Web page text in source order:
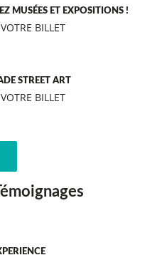
MUSÉES ET EXPOSITIONS !
BILLET
STREET ART
BILLET